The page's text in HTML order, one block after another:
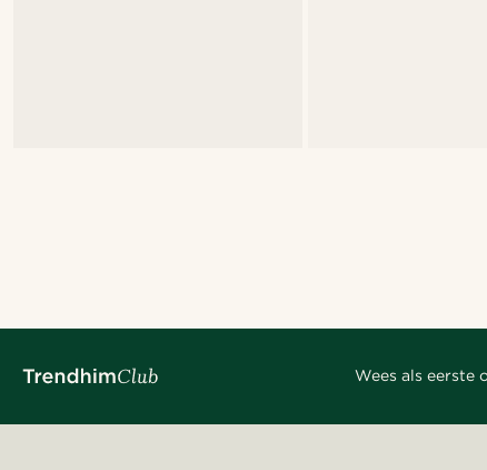
Wees als eerste